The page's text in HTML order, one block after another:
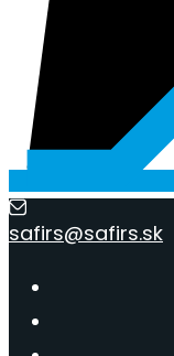
safirs@safirs.sk